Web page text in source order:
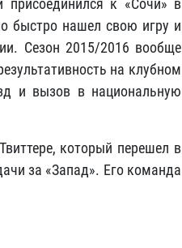
присоединился к «Сочи» в
быстро нашел свою игру и
Сезон 2015/2016 вообще
на клубном
и вызов в национальную
который перешел в
за «Запад». Его команда